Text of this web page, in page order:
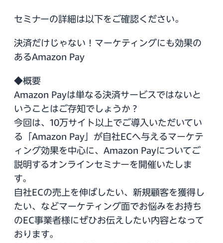
セミナーの詳細は以下をご確認ください。
決済だけじゃない！マーケティングにも効果の
あるAmazon Pay
◆概要
Amazon Payは単なる決済サービスではないと
いうことはご存知でしょうか？
今回は、10万サイト以上でご導入いただいてい
る「Amazon Pay」が自社ECへ与えるマーケテ
ィング効果を中心に、Amazon Payについてご
説明するオンラインセミナーを開催いたしま
す。
自社ECの売上を伸ばしたい、新規顧客を獲得し
たい、などマーケティング面でお悩みをお持ち
のEC事業者様にぜひお伝えしたい内容となって
おります。